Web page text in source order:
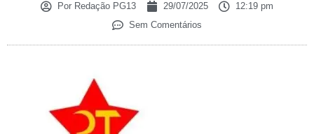
Por Redação PG13 29/07/2025
12:19 pm
Sem Comentários